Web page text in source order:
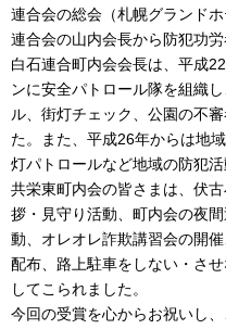
連合会の総会（札幌グランド
連合会の山内会長から防犯功
白石連合町内会会長は、平成
ンに安全パトロール隊を組織
ル、街灯チェック、公園の不
た。また、平成26年からは地
灯パトロールなど地域の防犯
共栄東町内会の皆さまは、伏
拶・見守り活動、町内会の夜
動、オレオレ詐欺講習会の開
配布、路上駐車をしない・さ
してこられました。
今回の受賞を心からお祝いし